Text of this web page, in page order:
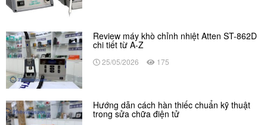
Review máy khò chỉnh nhiệt Atten ST-862D
chi tiết từ A-Z
25/05/2026 175
Hướng dẫn cách hàn thiếc chuẩn kỹ thuật
trong sửa chữa điện tử